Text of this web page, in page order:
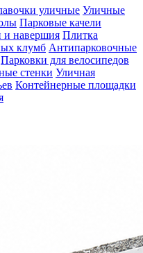
уличные Уличные
Парковые качели
и навершия Плитка
клумб Антипарковочные
Парковки для велосипедов
стенки Уличная
Контейнерные площадки